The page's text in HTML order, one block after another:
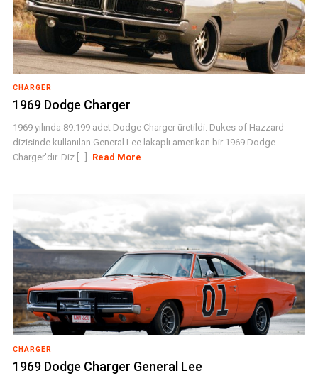
CHARGER
1969 Dodge Charger
1969 yılında 89.199 adet Dodge Charger üretildi. Dukes of Hazzard
dizisinde kullanılan General Lee lakaplı amerikan bir 1969 Dodge
Charger'dır. Diz [...]
Read More
CHARGER
1969 Dodge Charger General Lee